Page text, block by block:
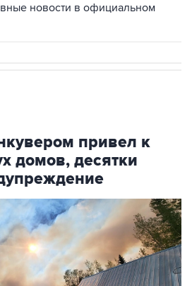
новости в официальном
привел к
домов, десятки